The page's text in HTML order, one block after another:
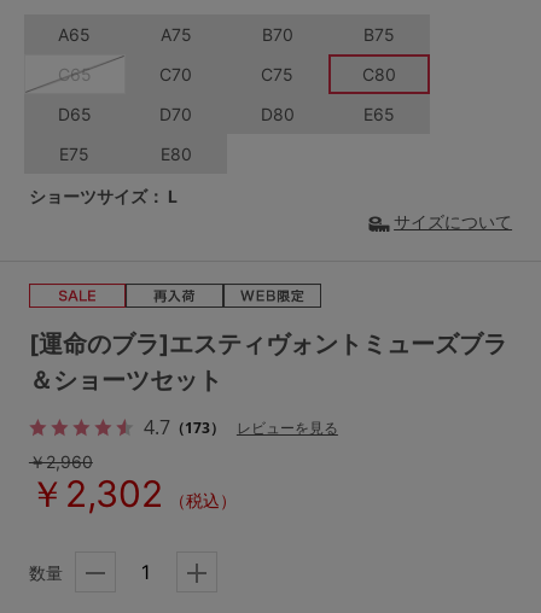
L-CD
LL-EF
セールアイテム
その他から探す
お気に入り
高評価レビューアイテム
特集ページ
[運命のブラ]エスティヴォントミューズブラ
＆ショーツセット
4.7（173）
レビューを見る
￥2,960
￥2,302 （税込）
A65 A75 B70
B75
C65
C70 C75
C80
D65
D70 D80
E65
E75
E80
ショーツサイズ： L
サイズについて
数量